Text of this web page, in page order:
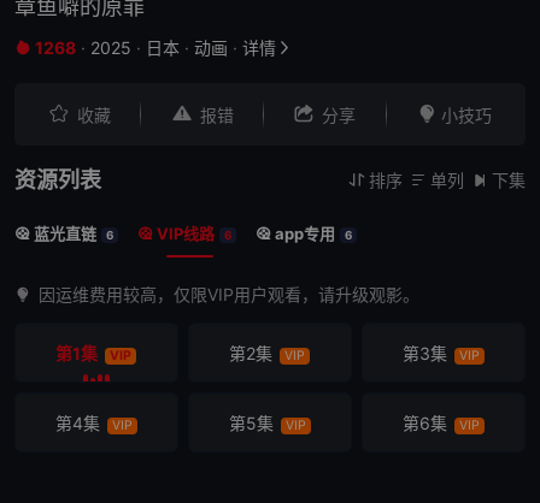
章鱼噼的原罪
 1268 · 2025 · 日本 · 动画 · 详情 
 收藏  报错  分享  小技巧
资源列表  排序  单列  下集
 蓝光直链 6  VIP线路 6  app专用 6
因运维费用较高，仅限VIP用户观看，请升级观影。
第1集 VIP 第2集 VIP 第3集 VIP
第4集 VIP 第5集 VIP 第6集 VIP